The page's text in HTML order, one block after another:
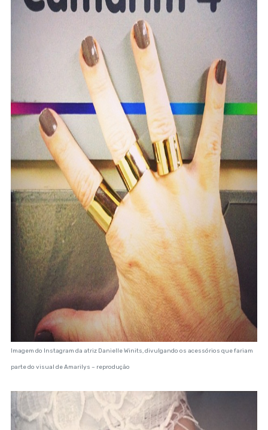
Imagem do Instagram da atriz Danielle Winits, divulgando os acessórios que fariam
parte do visual de Amarilys – reprodução